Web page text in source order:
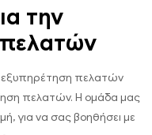
την
εξυπηρέτηση πελατών
πελατών. Η ομάδα μας
για να σας βοηθήσει με